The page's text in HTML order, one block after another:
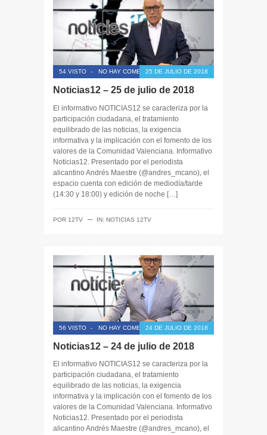
54 VISTO - NO HAY COMENTARIOS25 DE JULIO DE 2018
Noticias12 – 25 de julio de 2018
El informativo NOTICIAS12 se caracteriza por la
participación ciudadana, el tratamiento
equilibrado de las noticias, la exigencia
informativa y la implicación con el fomento de los
valores de la Comunidad Valenciana. Informativo
Noticias12. Presentado por el periodista
alicantino Andrés Maestre (@andres_mcano), el
espacio cuenta con edición de mediodía/tarde
(14:30 y 18:00) y edición de noche […]
POR 12TV ─ IN: NOTICIAS 12TV
56 VISTO - NO HAY COMENTARIOS24 DE JULIO DE 2018
Noticias12 – 24 de julio de 2018
El informativo NOTICIAS12 se caracteriza por la
participación ciudadana, el tratamiento
equilibrado de las noticias, la exigencia
informativa y la implicación con el fomento de los
valores de la Comunidad Valenciana. Informativo
Noticias12. Presentado por el periodista
alicantino Andrés Maestre (@andres_mcano), el